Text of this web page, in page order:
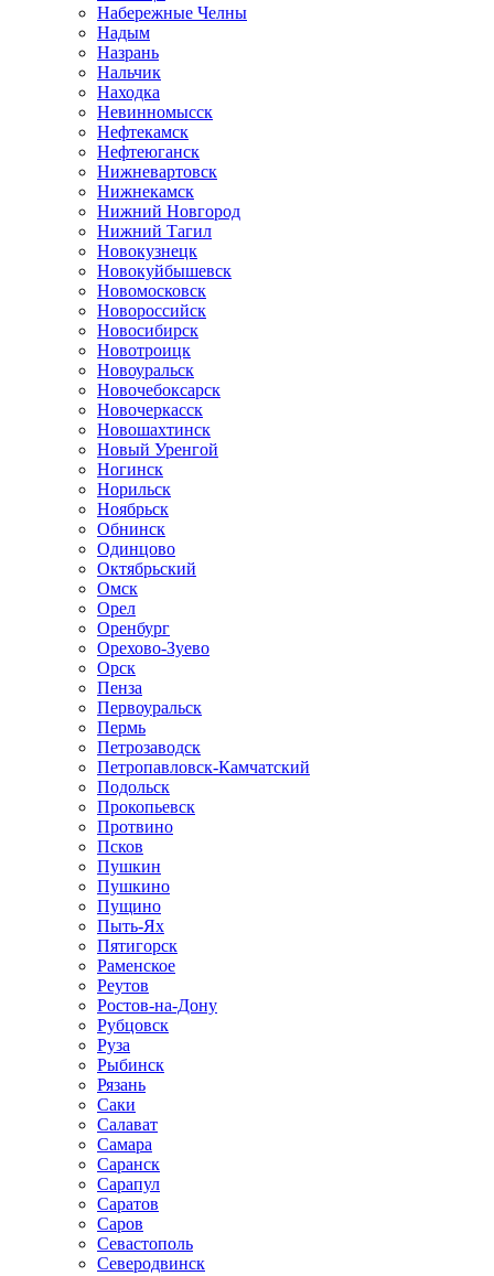
Набережные Челны
Надым
Назрань
Нальчик
Находка
Невинномысск
Нефтекамск
Нефтеюганск
Нижневартовск
Нижнекамск
Нижний Новгород
Нижний Тагил
Новокузнецк
Новокуйбышевск
Новомосковск
Новороссийск
Новосибирск
Новотроицк
Новоуральск
Новочебоксарск
Новочеркасск
Новошахтинск
Новый Уренгой
Ногинск
Норильск
Ноябрьск
Обнинск
Одинцово
Октябрьский
Омск
Орел
Оренбург
Орехово-Зуево
Орск
Пенза
Первоуральск
Пермь
Петрозаводск
Петропавловск-Камчатский
Подольск
Прокопьевск
Протвино
Псков
Пушкин
Пушкино
Пущино
Пыть-Ях
Пятигорск
Раменское
Реутов
Ростов-на-Дону
Рубцовск
Руза
Рыбинск
Рязань
Саки
Салават
Самара
Саранск
Сарапул
Саратов
Саров
Севастополь
Северодвинск